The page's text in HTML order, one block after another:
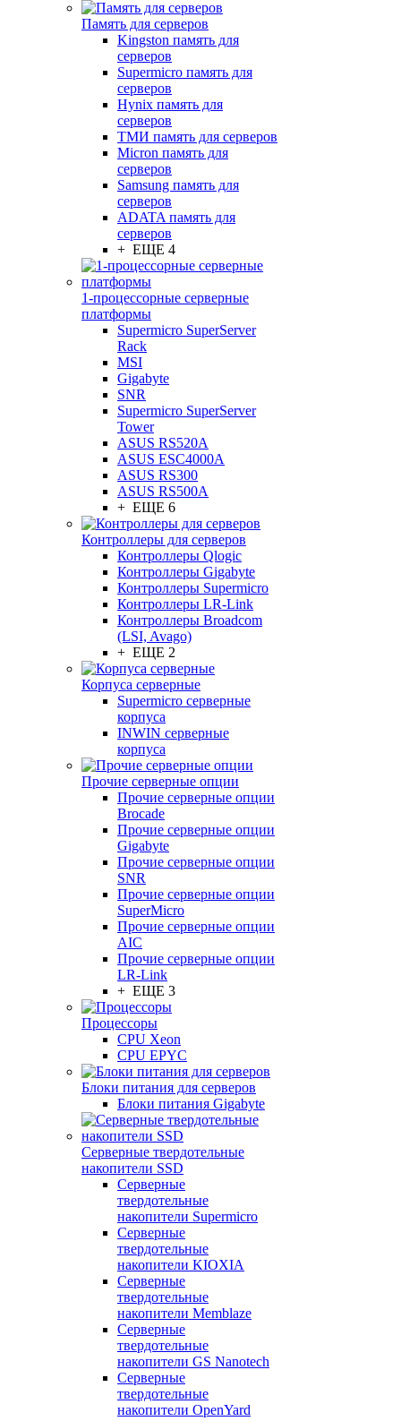
Память для серверов
Kingston память для
серверов
Supermicro память для
серверов
Hynix память для
серверов
ТМИ память для серверов
Micron память для
серверов
Samsung память для
серверов
ADATA память для
серверов
+ ЕЩЕ 4
1-процессорные серверные
платформы
Supermicro SuperServer
Rack
MSI
Gigabyte
SNR
Supermicro SuperServer
Tower
ASUS RS520A
ASUS ESC4000A
ASUS RS300
ASUS RS500A
+ ЕЩЕ 6
Контроллеры для серверов
Контроллеры Qlogic
Контроллеры Gigabyte
Контроллеры Supermicro
Контроллеры LR-Link
Контроллеры Broadcom
(LSI, Avago)
+ ЕЩЕ 2
Корпуса серверные
Supermicro серверные
корпуса
INWIN серверные
корпуса
Прочие серверные опции
Прочие серверные опции
Brocade
Прочие серверные опции
Gigabyte
Прочие серверные опции
SNR
Прочие серверные опции
SuperMicro
Прочие серверные опции
AIC
Прочие серверные опции
LR-Link
+ ЕЩЕ 3
Процессоры
CPU Xeon
CPU EPYC
Блоки питания для серверов
Блоки питания Gigabyte
Серверные твердотельные
накопители SSD
Cерверные
твердотельные
накопители Supermicro
Cерверные
твердотельные
накопители KIOXIA
Cерверные
твердотельные
накопители Memblaze
Cерверные
твердотельные
накопители GS Nanotech
Серверные
твердотельные
накопители OpenYard